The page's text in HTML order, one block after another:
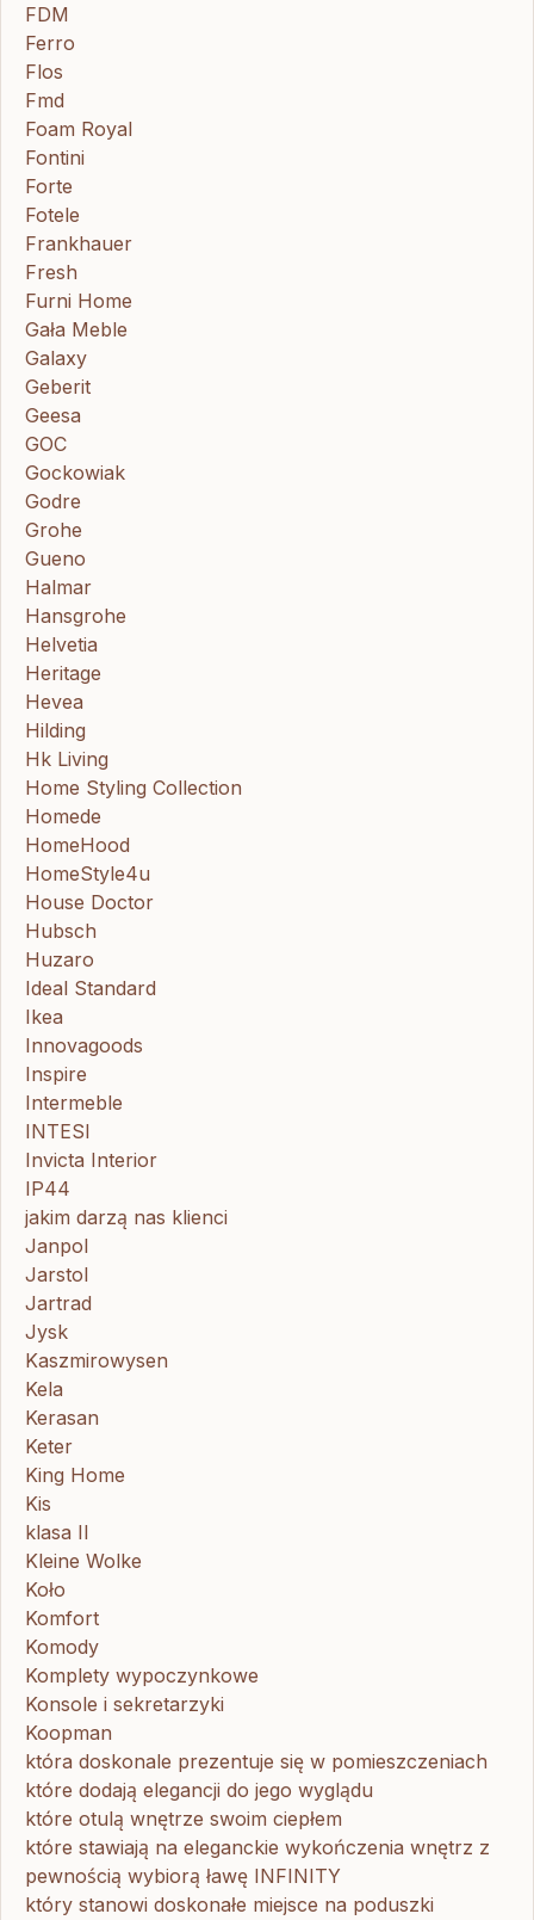
FDM
Ferro
Flos
Fmd
Foam Royal
Fontini
Forte
Fotele
Frankhauer
Fresh
Furni Home
Gała Meble
Galaxy
Geberit
Geesa
GOC
Gockowiak
Godre
Grohe
Gueno
Halmar
Hansgrohe
Helvetia
Heritage
Hevea
Hilding
Hk Living
Home Styling Collection
Homede
HomeHood
HomeStyle4u
House Doctor
Hubsch
Huzaro
Ideal Standard
Ikea
Innovagoods
Inspire
Intermeble
INTESI
Invicta Interior
IP44
jakim darzą nas klienci
Janpol
Jarstol
Jartrad
Jysk
Kaszmirowysen
Kela
Kerasan
Keter
King Home
Kis
klasa II
Kleine Wolke
Koło
Komfort
Komody
Komplety wypoczynkowe
Konsole i sekretarzyki
Koopman
która doskonale prezentuje się w pomieszczeniach
które dodają elegancji do jego wyglądu
które otulą wnętrze swoim ciepłem
które stawiają na eleganckie wykończenia wnętrz z
pewnością wybiorą ławę INFINITY
który stanowi doskonałe miejsce na poduszki